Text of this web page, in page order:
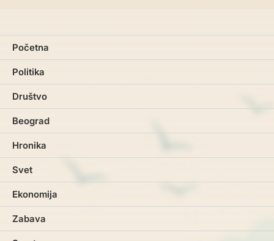
Početna
Politika
Društvo
Beograd
Hronika
Svet
Ekonomija
Zabava